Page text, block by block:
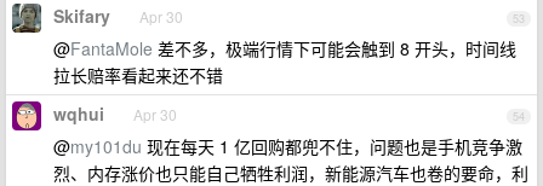
53
Skifary Apr 30
@FantaMole 差不多，极端行情下可能会触到 8 开头，时间线
拉长赔率看起来还不错
54
wqhui Apr 30
@my101du 现在每天 1 亿回购都兜不住，问题也是手机竞争激
烈、内存涨价也只能自己牺牲利润，新能源汽车也卷的要命，利